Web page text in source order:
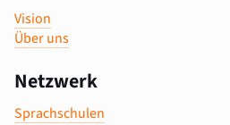
Vision
Über uns
Netzwerk
Sprachschulen